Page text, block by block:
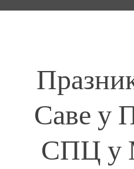
Саве у
СПЦ у